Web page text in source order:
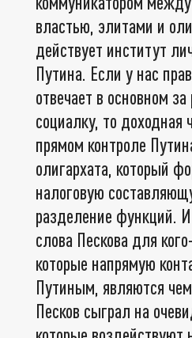
властью, элитами и
действует институт
Путина. Если у нас
отвечает в основном
социалку, то доходная
прямом контроле
олигархата, который
налоговую
разделение функций.
слова Пескова для
которые напрямую
Путиным, являются
Песков сыграл на